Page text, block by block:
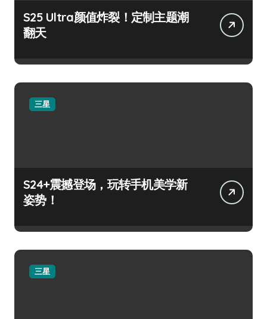
S25 Ultra颜值炸裂！定制主题潮
翻天
三星
S24+震撼登场，玩转手机美学新
姿势！
三星